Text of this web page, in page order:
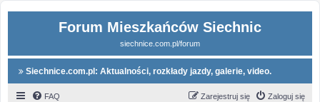
Forum Mieszkańców Siechnic
siechnice.com.pl/forum
Siechnice.com.pl: Aktualności, rozkłady jazdy, galerie, video.
FAQ Zaloguj się
Zarejestruj się